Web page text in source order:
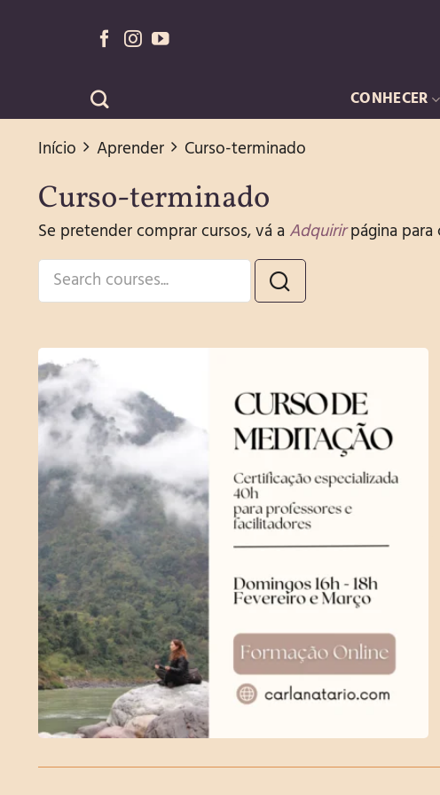
CONHECER
Início Aprender Curso-terminado
Curso-terminado
Se pretender comprar cursos, vá a Adquirirpágina para